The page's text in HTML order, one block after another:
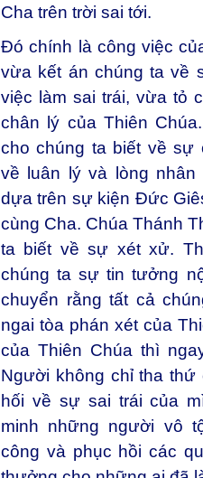
Cha trên trời sai tới.
Đó chính là công việc
vừa kết án chúng ta về
việc làm sai trái, vừa tỏ
chân lý của Thiên
cho chúng ta biết về sự
về luân lý và lòng
dựa trên sự kiện Đức
cùng Cha. Chúa Thánh
ta biết về sự xét xử.
chúng ta sự tin tưởng
chuyển rằng tất cả
ngai tòa phán xét của
của Thiên Chúa thì
Người không chỉ tha thứ
hối về sự sai trái của
minh những người vô
công và phục hồi các